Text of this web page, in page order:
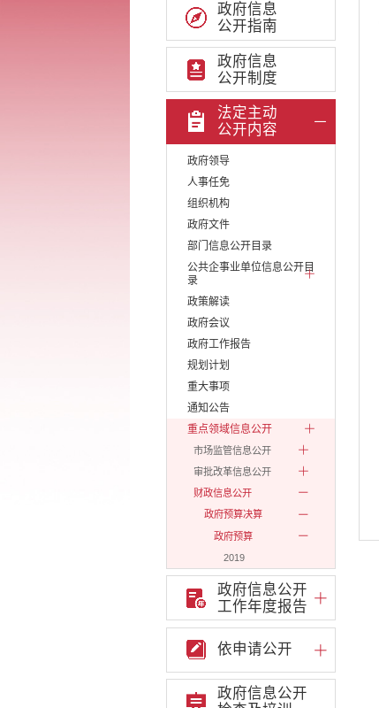
政府信息
公开指南
政府信息
公开制度
法定主动
公开内容
政府领导
人事任免
组织机构
政府文件
部门信息公开目录
公共企事业单位信息公开目
录
政策解读
政府会议
政府工作报告
规划计划
重大事项
通知公告
重点领域信息公开
市场监管信息公开
审批改革信息公开
财政信息公开
政府预算决算
政府预算
2019
2020
2021
2022
2023
2025
政府信息公开
工作年度报告
依申请公开
政府信息公开